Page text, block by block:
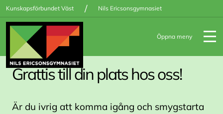
Kunskapsförbundet Väst / Nils Ericsonsgymnasiet
Öppna meny
Grattis till din plats hos oss!
Är du ivrig att komma igång och smygstarta
För ni har tagit studenten!
Hannes gjorde sin praktik i